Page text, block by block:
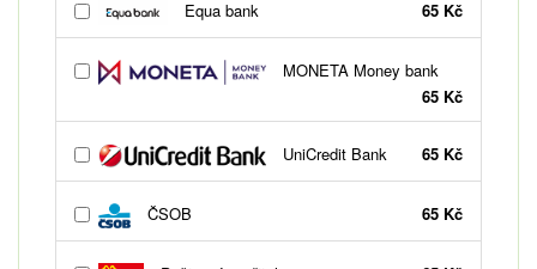
Equa bank 65 Kč
MONETA Money bank
65 Kč
UniCredit Bank 65 Kč
ČSOB 65 Kč